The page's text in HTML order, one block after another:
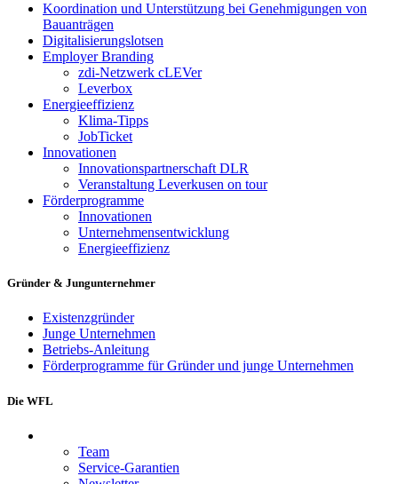
Koordination und Unterstützung bei Genehmigungen von
Bauanträgen
Digitalisierungslotsen
Employer Branding
zdi-Netzwerk cLEVer
Leverbox
Energieeffizienz
Klima-Tipps
JobTicket
Innovationen
Innovationspartnerschaft DLR
Veranstaltung Leverkusen on tour
Förderprogramme
Innovationen
Unternehmensentwicklung
Energieeffizienz
Gründer & Jungunternehmer
Existenzgründer
Junge Unternehmen
Betriebs-Anleitung
Förderprogramme für Gründer und junge Unternehmen
Die WFL
Team
Service-Garantien